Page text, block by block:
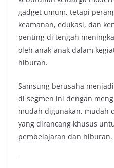
gadget umum, tetapi
keamanan, edukasi, dan
penting di tengah
oleh anak-anak dalam
hiburan.
Samsung berusaha
di segmen ini dengan
mudah digunakan, mudah
yang dirancang khusus
pembelajaran dan hiburan.